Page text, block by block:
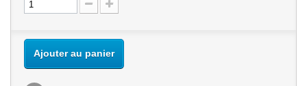
Ajouter au panier